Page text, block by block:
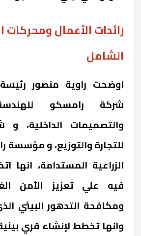
رائدات الأعمال ومحركات
الشامل
اوضحت راوية منصور
شركة رامسكو
والتصميمات الداخلية،
للتجارة والتوزيع، و مؤسسة
الزراعية المستدامة، انها
فيه علي تعزيز الأمن
ومكافحة التدهور البيئي
وانها تخطط لإنشاء قري